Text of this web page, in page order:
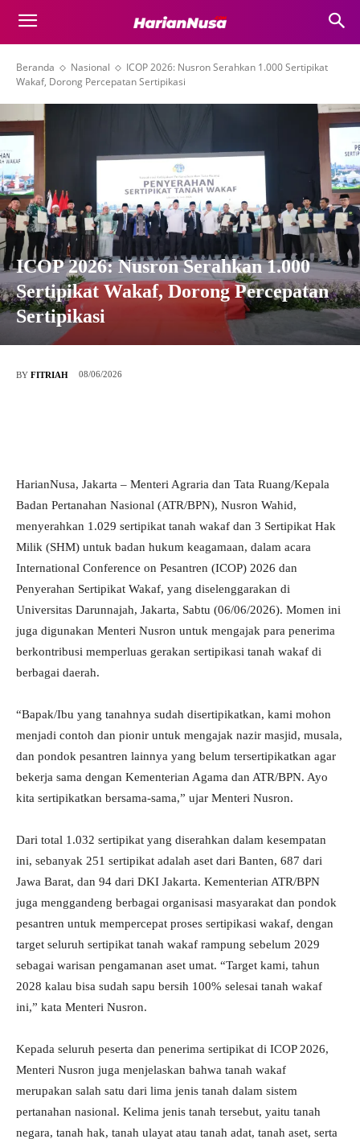
Beranda Nasional
ICOP 2026: Nusron Serahkan 1.000 Sertipikat
Wakaf, Dorong Percepatan Sertipikasi
ICOP 2026: Nusron Serahkan 1.000
Sertipikat Wakaf, Dorong Percepatan
Sertipikasi
BY FITRIAH 08/06/2026
HarianNusa, Jakarta – Menteri Agraria dan Tata Ruang/Kepala
Badan Pertanahan Nasional (ATR/BPN), Nusron Wahid,
menyerahkan 1.029 sertipikat tanah wakaf dan 3 Sertipikat Hak
Milik (SHM) untuk badan hukum keagamaan, dalam acara
International Conference on Pesantren (ICOP) 2026 dan
Penyerahan Sertipikat Wakaf, yang diselenggarakan di
Universitas Darunnajah, Jakarta, Sabtu (06/06/2026). Momen ini
juga digunakan Menteri Nusron untuk mengajak para penerima
berkontribusi memperluas gerakan sertipikasi tanah wakaf di
berbagai daerah.
“Bapak/Ibu yang tanahnya sudah disertipikatkan, kami mohon
menjadi contoh dan pionir untuk mengajak nazir masjid, musala,
dan pondok pesantren lainnya yang belum tersertipikatkan agar
bekerja sama dengan Kementerian Agama dan ATR/BPN. Ayo
kita sertipikatkan bersama-sama,” ujar Menteri Nusron.
Dari total 1.032 sertipikat yang diserahkan dalam kesempatan
ini, sebanyak 251 sertipikat adalah aset dari Banten, 687 dari
Jawa Barat, dan 94 dari DKI Jakarta. Kementerian ATR/BPN
juga menggandeng berbagai organisasi masyarakat dan pondok
pesantren untuk mempercepat proses sertipikasi wakaf, dengan
target seluruh sertipikat tanah wakaf rampung sebelum 2029
sebagai warisan pengamanan aset umat. “Target kami, tahun
2028 kalau bisa sudah sapu bersih 100% selesai tanah wakaf
ini,” kata Menteri Nusron.
Kepada seluruh peserta dan penerima sertipikat di ICOP 2026,
Menteri Nusron juga menjelaskan bahwa tanah wakaf
merupakan salah satu dari lima jenis tanah dalam sistem
pertanahan nasional. Kelima jenis tanah tersebut, yaitu tanah
negara, tanah hak, tanah ulayat atau tanah adat, tanah aset, serta